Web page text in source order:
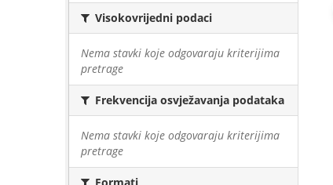
Visokovrijedni podaci
Nema stavki koje odgovaraju kriterijima
pretrage
Frekvencija osvježavanja podataka
Nema stavki koje odgovaraju kriterijima
pretrage